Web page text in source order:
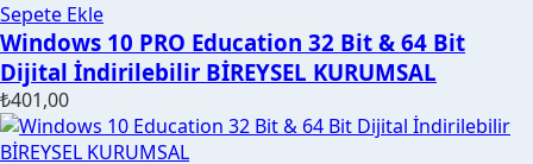
Sepete Ekle
Windows 10 PRO Education 32 Bit & 64 Bit
Dijital İndirilebilir BİREYSEL KURUMSAL
₺401,00